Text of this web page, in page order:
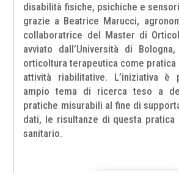
disabilità fisiche, psichiche e
grazie a Beatrice Marucci,
collaboratrice del Master di
avviato dall’Università di
orticoltura terapeutica come
attività riabilitative. L’iniziativa
ampio tema di ricerca teso a
pratiche misurabili al fine di
dati, le risultanze di questa
sanitario.